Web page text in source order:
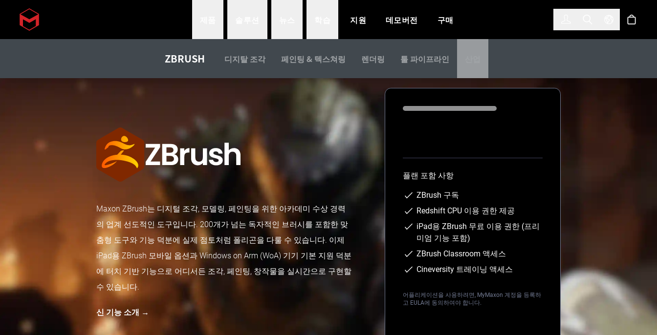
Skip to main content 지원 데모버전 구매 Toggle Search
Select스토어
ZBRUSH 디지탈 조각 페인팅 & 텍스쳐링 렌더링 툴 파이프라인
Maxon ZBrush는 디지털 조각, 모델링, 페인팅을 위한 아카데미 수상 경력
의 업계 선도적인 도구입니다. 200개가 넘는 독자적인 브러시를 포함한 맞
춤형 도구와 기능 덕분에 실제 점토처럼 폴리곤을 다룰 수 있습니다. 이제
iPad용 ZBrush 모바일 옵션과 Windows on Arm (WoA) 기기 기본 지원 덕분
에 터치 기반 기능으로 어디서든 조각, 페인팅, 창작물을 실시간으로 구현할
수 있습니다.
신 기능 소개 →
플랜 포함 사항
ZBrush 구독
Redshift CPU 이용 권한 제공
iPad용 ZBrush 무료 이용 권한 (프리
미엄 기능 포함)
ZBrush Classroom 액세스
Cineversity 트레이닝 액세스
어플리케이션을 사용하려면, MyMaxon 계정을 등록하
고 EULA에 동의하여야 합니다.